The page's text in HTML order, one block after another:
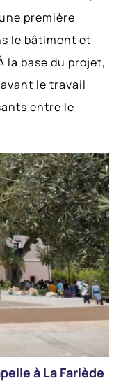
première
le bâtiment et
la base du projet,
le travail
entre le
à La Farlède